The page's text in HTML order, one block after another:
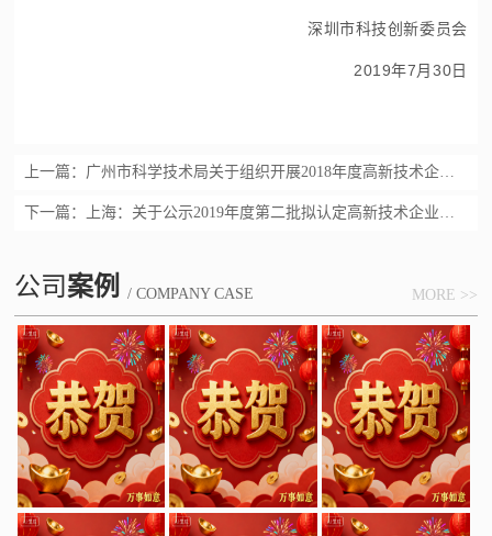
深圳市科技创新委员会
2019年7月30日
上一篇： 广州市科学技术局关于组织开展2018年度高新技术企业认定通过奖励申报工作的通知
下一篇： 上海：关于公示2019年度第二批拟认定高新技术企业名单的通知
公司案例 / COMPANY CASE MORE >>